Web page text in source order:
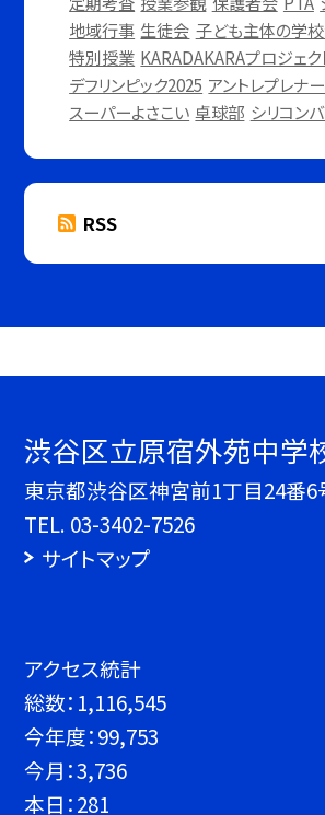
地域行事 生徒会 子ども主体の学校
特別授業 KARADAKARAプロジェク
デフリンピック2025 アントレプレナー
スーパーよさこい 卓球部 シリコン
RSS
渋谷区立原宿外苑中学
東京都渋谷区神宮前1丁目24番6
TEL. 03-3402-7526
サイトマップ
アクセス統計
総数： 1,116,545
今年度：99,753
今月：3,736
本日：281